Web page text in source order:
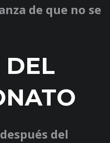
de que no se
DEL
del